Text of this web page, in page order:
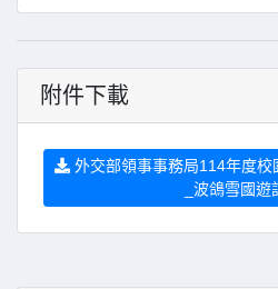
附件下載
外交部領事事務局114年度
_波鴿雪國